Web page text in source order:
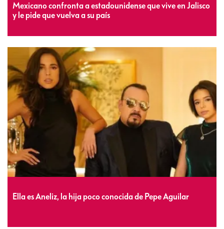
Mexicano confronta a estadounidense que vive en Jalisco
y le pide que vuelva a su país
Ella es Aneliz, la hija poco conocida de Pepe Aguilar